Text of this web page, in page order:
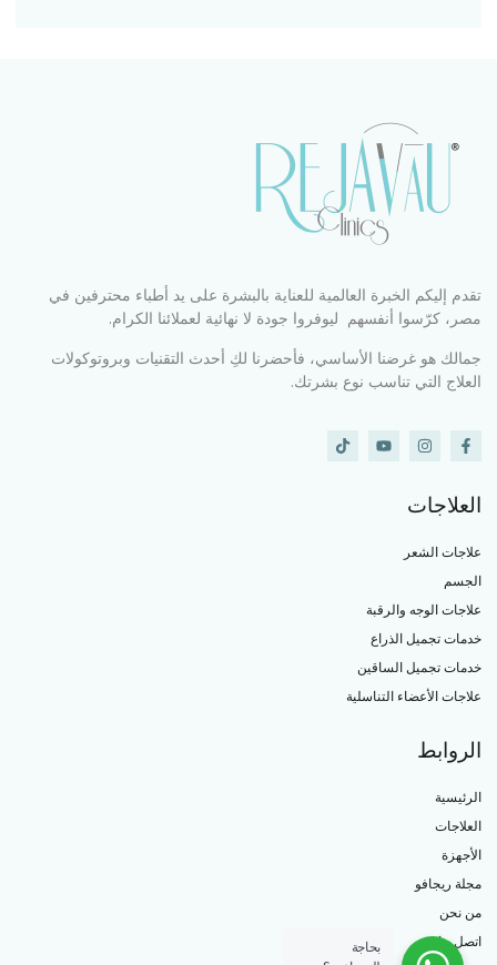
تقدم إليكم الخبرة العالمية للعناية بالبشرة على يد أطباء محترفين في
مصر، كرّسوا أنفسهم ليوفروا جودة لا نهائية لعملائنا الكرام.
جمالك هو غرضنا الأساسي، فأحضرنا لكِ أحدث التقنيات وبروتوكولات
العلاج التي تناسب نوع بشرتك.
العلاجات
علاجات الشعر
الجسم
علاجات الوجه والرقبة
خدمات تجميل الذراع
خدمات تجميل الساقين
علاجات الأعضاء التناسلية
الروابط
الرئيسية
العلاجات
الأجهزة
مجلة ريجافو
من نحن
اتصل بنا
بحاجة